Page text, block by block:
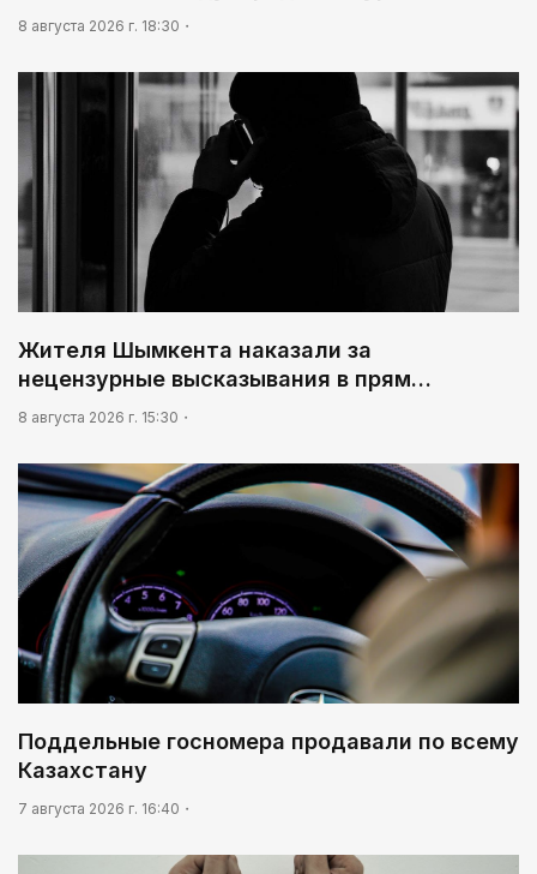
8 августа 2026 г. 18:30
Жителя Шымкента наказали за
нецензурные высказывания в прям…
8 августа 2026 г. 15:30
Поддельные госномера продавали по всему
Казахстану
7 августа 2026 г. 16:40